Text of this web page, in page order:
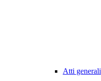
Atti generali